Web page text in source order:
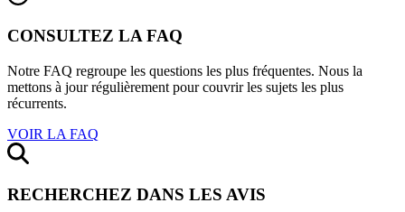
CONSULTEZ LA FAQ
Notre FAQ regroupe les questions les plus fréquentes. Nous la
mettons à jour régulièrement pour couvrir les sujets les plus
récurrents.
VOIR LA FAQ
RECHERCHEZ DANS LES AVIS